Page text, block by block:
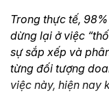
Trong thực tế,
dừng lại ở việc
sự sắp xếp và
từng đối tượng
việc này, hiện nay